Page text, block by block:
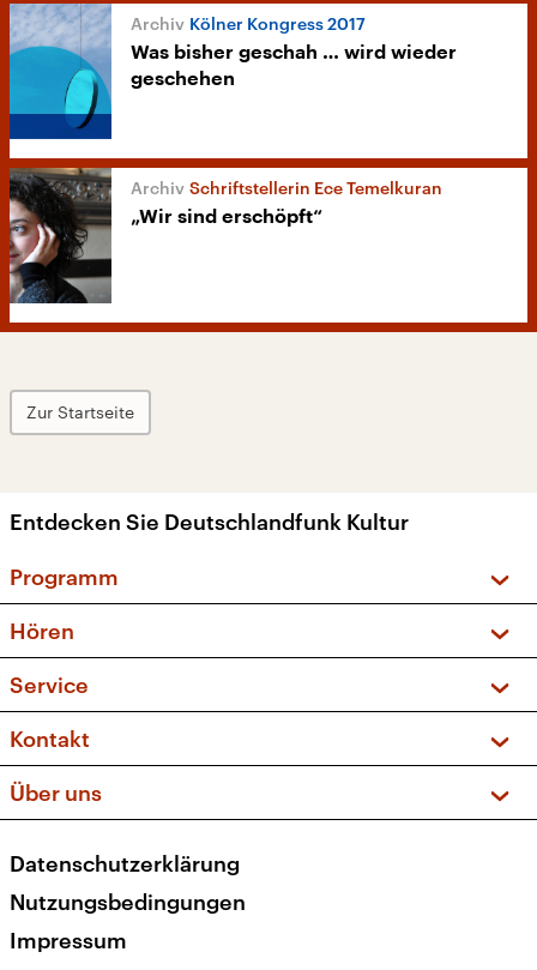
Kölner Kongress 2017
Was bisher geschah … wird wieder
geschehen
Schriftstellerin Ece Temelkuran
„Wir sind erschöpft“
Zur Startseite
Entdecken Sie Deutschlandfunk Kultur
Programm
Sendungen und Podcasts
Musikliste
Kakadu – Das Kinderprogramm
Hören
Frequenzen (UKW + DAB+)
Service
FAQ
Apps
Newsletter
Veranstaltungen
Kontakt
Social Media
Über uns
Presse
Karriere
Transparenz
Datenschutzerklärung
Nutzungsbedingungen
Impressum